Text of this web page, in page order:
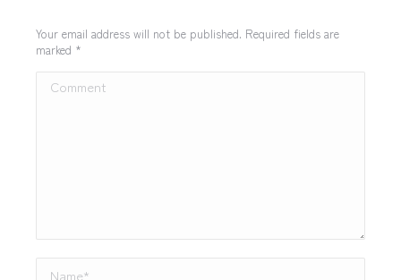
Your email address will not be published. Required fields are
marked *
Comment
Name *